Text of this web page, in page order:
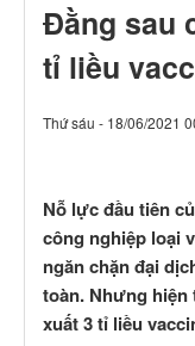
Đằng sau
tỉ liều
Thứ sáu - 18/06/2021
Nỗ lực đầu tiên
công nghiệp loại
ngăn chặn đại
toàn. Nhưng
xuất 3 tỉ liều